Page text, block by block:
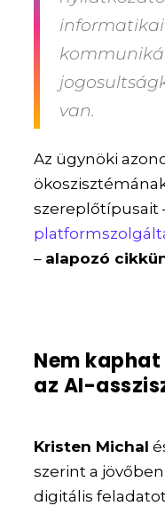
informatikai
van.
Az ügynöki
szereplőtípusait
– alapozó
Nem
az AI-
Kristen Michal
szerint a
digitális